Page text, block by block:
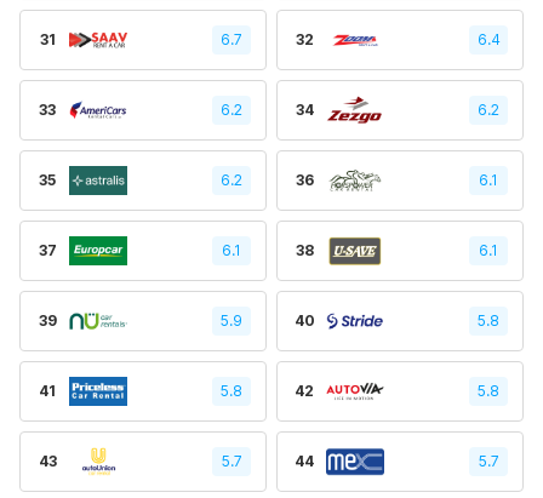
31 6.7 32 6.4
33 6.2 34 6.2
35 6.2 36 6.1
37 6.1 38 6.1
39 5.9 40 5.8
41 5.8 42 5.8
43 5.7 44 5.7